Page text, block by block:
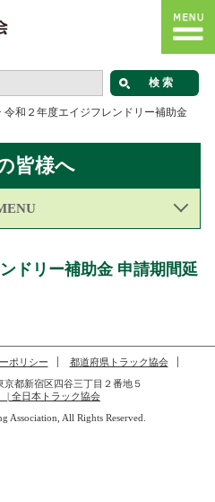
令和２年度エイジフレンドリー補助金
皆様へ
ドリー補助金 申請期間延
ポリシー
都道府県トラック協会
新宿区四谷三丁目２番地５
| 全日本トラック協会
Association, All Rights Reserved.